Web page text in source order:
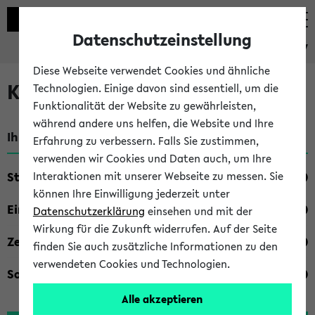
eKVV
Kombisuche im eKVV
Ihre Suchkriterien:
Studienfach
Einrichtung
Zeiten
Sonstiges
Datenschutzeinstellung
Diese Webseite verwendet Cookies und ähnliche
Technologien. Einige davon sind essentiell, um die
Funktionalität der Website zu gewährleisten,
während andere uns helfen, die Website und Ihre
Erfahrung zu verbessern. Falls Sie zustimmen,
verwenden wir Cookies und Daten auch, um Ihre
Interaktionen mit unserer Webseite zu messen. Sie
können Ihre Einwilligung jederzeit unter
Datenschutzerklärung einsehen und mit der
Wirkung für die Zukunft widerrufen. Auf der Seite
finden Sie auch zusätzliche Informationen zu den
verwendeten Cookies und Technologien.
Alle akzeptieren